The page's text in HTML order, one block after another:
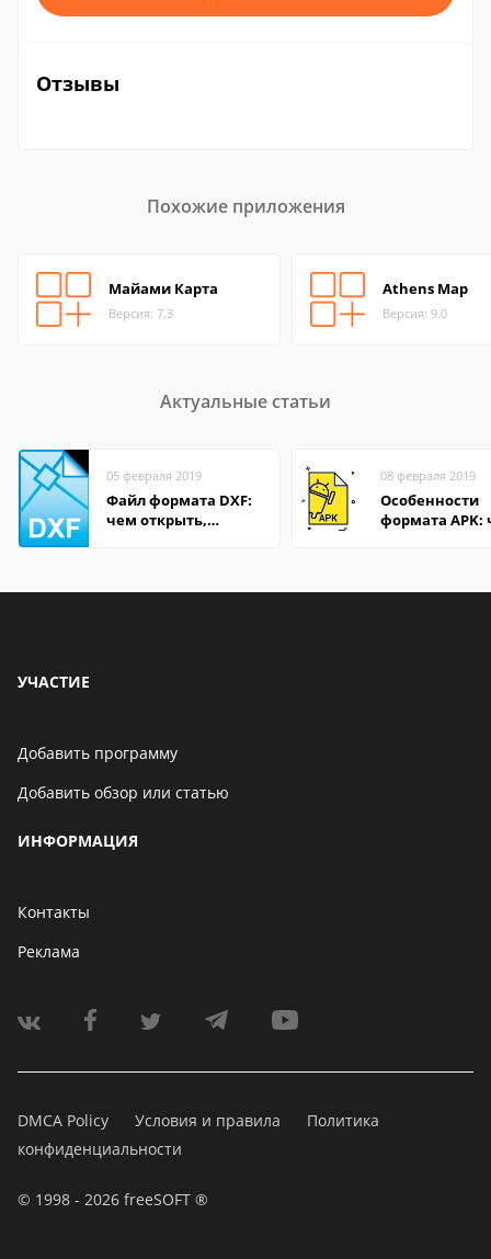
Отзывы
Похожие приложения
Майами Карта
Версия: 7.3
Athens Map
Версия: 9.0
Актуальные статьи
05 февраля 2019
Файл формата DXF:
чем открыть,
08 февраля 2019
Особенности
формата APK:
УЧАСТИЕ
Добавить программу
Добавить обзор или статью
ИНФОРМАЦИЯ
Контакты
Реклама
DMCA Policy Условия и правила
Политика
конфиденциальности
© 1998 - 2026 freeSOFT ®